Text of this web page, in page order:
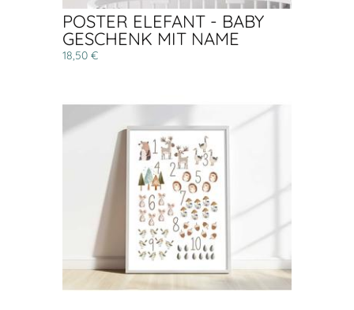
POSTER ELEFANT - BABY
GESCHENK MIT NAME
18,50 €